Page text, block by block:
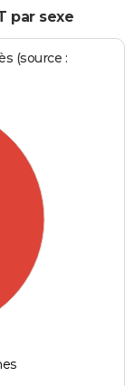
par sexe
(source :